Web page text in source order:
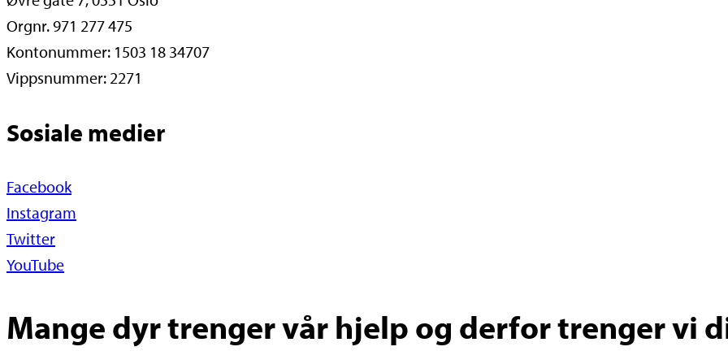
Orgnr. 971 277 475
Kontonummer: 1503 18 34707
Vippsnummer: 2271
Sosiale medier
Facebook
Instagram
Twitter
YouTube
Mange dyr trenger vår hjelp og derfor trenger vi